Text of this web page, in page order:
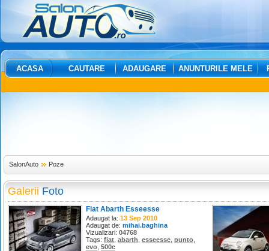
ACASA CAUTARE ADAUGARE ANUNTURILE MELE
SalonAuto Poze
Galerii Foto
Fiat Abarth Esseesse
Adaugat la: 13 Sep 2010
Adaugat de: mihai.baghina
Vizualizari: 04768
Tags: fiat abarth esseesse punto
evo 500c